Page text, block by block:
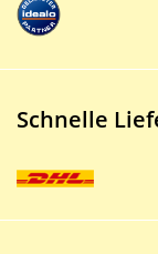
Schnelle